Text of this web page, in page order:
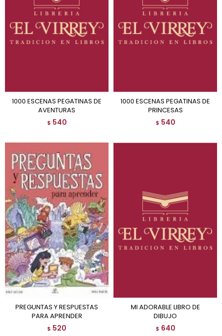
1000 ESCENAS PEGATINAS DE
AVENTURAS
$ 540
1000 ESCENAS PEGATINAS DE
PRINCESAS
$ 540
PREGUNTAS Y RESPUESTAS
PARA APRENDER
$ 520
MI ADORABLE LIBRO DE
DIBUJO
$ 640